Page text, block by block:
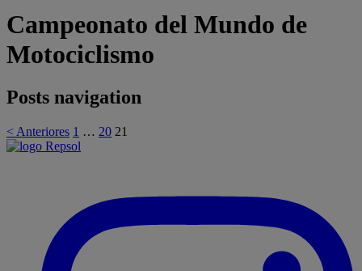
Campeonato del Mundo de
Motociclismo
Posts navigation
< Anteriores 1 … 20 21